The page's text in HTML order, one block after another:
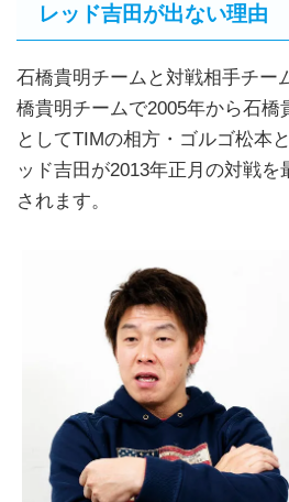
レッド吉田が出ない理由
石橋貴明チームと対戦相手チー
橋貴明チームで2005年から石橋
としてTIMの相方・ゴルゴ松本
ッド吉田が2013年正月の対戦
されます。